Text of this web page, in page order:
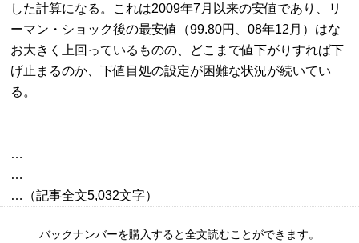
した計算になる。これは2009年7月以来の安値であり、リ
ーマン・ショック後の最安値（99.80円、08年12月）はな
お大きく上回っているものの、どこまで値下がりすれば下
げ止まるのか、下値目処の設定が困難な状況が続いてい
る。
…
…
バックナンバーを購入すると全文読むことができます。